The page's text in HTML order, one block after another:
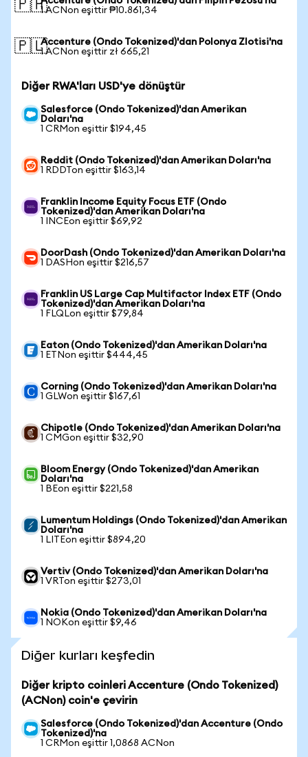
🇵🇭1 ACNon eşittir ₱10.861,34
🇵🇱Accenture (Ondo Tokenized)'dan Polonya Zlotisi'na
1 ACNon eşittir zł 665,21
Diğer RWA'ları USD'ye dönüştür
Salesforce (Ondo Tokenized)'dan Amerikan
Doları'na
1 CRMon eşittir $194,45
Reddit (Ondo Tokenized)'dan Amerikan Doları'na
1 RDDTon eşittir $163,14
Franklin Income Equity Focus ETF (Ondo
Tokenized)'dan Amerikan Doları'na
1 INCEon eşittir $69,92
DoorDash (Ondo Tokenized)'dan Amerikan Doları'na
1 DASHon eşittir $216,57
Franklin US Large Cap Multifactor Index ETF (Ondo
Tokenized)'dan Amerikan Doları'na
1 FLQLon eşittir $79,84
Eaton (Ondo Tokenized)'dan Amerikan Doları'na
1 ETNon eşittir $444,45
Corning (Ondo Tokenized)'dan Amerikan Doları'na
1 GLWon eşittir $167,61
Chipotle (Ondo Tokenized)'dan Amerikan Doları'na
1 CMGon eşittir $32,90
Bloom Energy (Ondo Tokenized)'dan Amerikan
Doları'na
1 BEon eşittir $221,58
Lumentum Holdings (Ondo Tokenized)'dan Amerikan
Doları'na
1 LITEon eşittir $894,20
Vertiv (Ondo Tokenized)'dan Amerikan Doları'na
1 VRTon eşittir $273,01
Nokia (Ondo Tokenized)'dan Amerikan Doları'na
1 NOKon eşittir $9,46
Diğer kurları keşfedin
Diğer kripto coinleri Accenture (Ondo Tokenized)
(ACNon) coin'e çevirin
Salesforce (Ondo Tokenized)'dan Accenture (Ondo
Tokenized)'na
1 CRMon eşittir 1,0868 ACNon